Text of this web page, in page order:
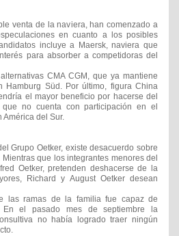
venta de la naviera, han comenzado a
en cuanto a los posibles
incluye a Maersk, naviera que
para absorber a competidoras del
CMA CGM, que ya mantiene
Hamburg Süd. Por último, figura China
el mayor beneficio por hacerse del
no cuenta con participación en el
América del Sur.
Grupo Oetker, existe desacuerdo sobre
que los integrantes menores del
Oetker, pretenden deshacerse de la
Richard y August Oetker desean
las ramas de la familia fue capaz de
el pasado mes de septiembre la
no había logrado traer ningún